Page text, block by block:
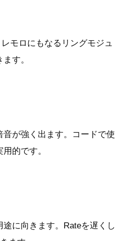
モロにもなるリングモジュ
す。
が強く出ます。コードで使
的です。
に向きます。Rateを遅くし